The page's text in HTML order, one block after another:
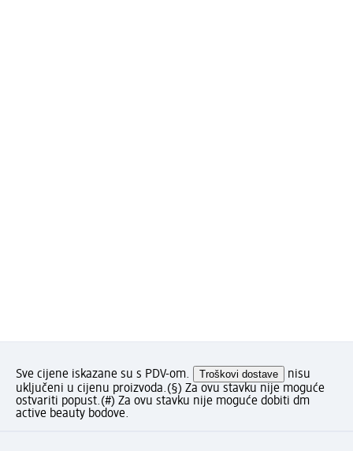
Sve cijene iskazane su s PDV-om. Troškovi dostave
nisu
uključeni u cijenu proizvoda.(§) Za ovu stavku nije moguće
ostvariti popust.(#) Za ovu stavku nije moguće dobiti dm
active beauty bodove.